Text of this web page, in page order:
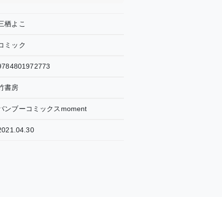
栖よこ
ミック
書房
ンブーコミックスmoment